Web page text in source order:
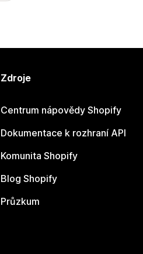
Zdroje
Centrum nápovědy Shopify
Dokumentace k rozhraní API
Komunita Shopify
Blog Shopify
Průzkum